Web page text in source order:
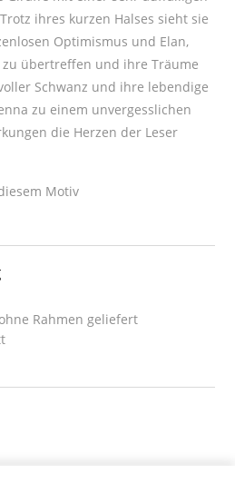
ihres kurzen Halses sieht sie
Optimismus und Elan,
übertreffen und ihre Träume
Schwanz und ihre lebendige
zu einem unvergesslichen
die Herzen der Leser
Motiv
Rahmen geliefert